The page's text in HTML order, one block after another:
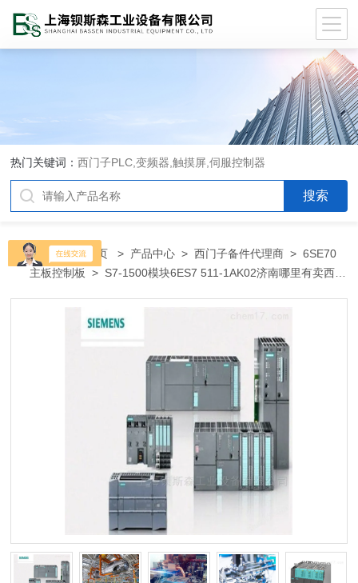
热门关键词：西门子PLC,变频器,触摸屏,伺服控制器
当前位置：首页 > 产品中心 >西门子备件代理商 >6SE70
主板控制板
> S7-1500模块6ES7 511-1AK02济南哪里有卖西门